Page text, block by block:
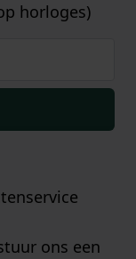
horloges)
ons een